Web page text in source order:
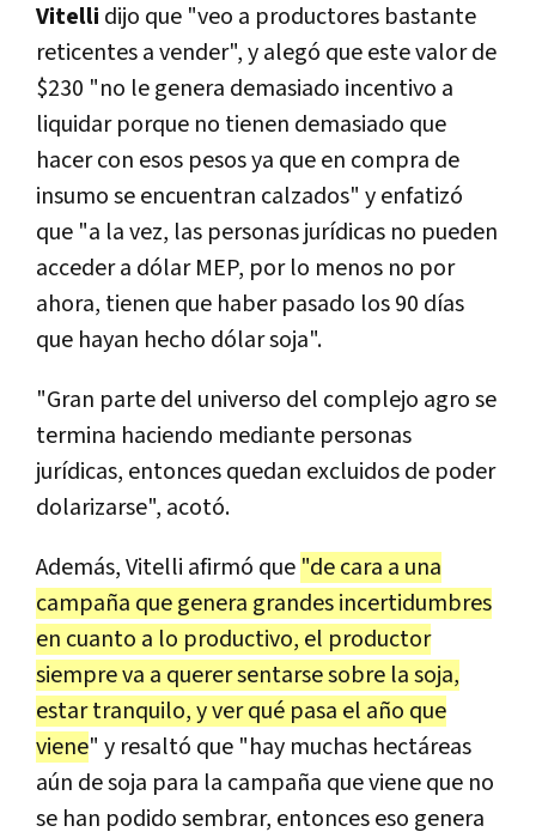
Vitelli dijo que "veo a productores bastante
reticentes a vender", y alegó que este valor de
$230 "no le genera demasiado incentivo a
liquidar porque no tienen demasiado que
hacer con esos pesos ya que en compra de
insumo se encuentran calzados" y enfatizó
que "a la vez, las personas jurídicas no pueden
acceder a dólar MEP, por lo menos no por
ahora, tienen que haber pasado los 90 días
que hayan hecho dólar soja".
"Gran parte del universo del complejo agro se
termina haciendo mediante personas
jurídicas, entonces quedan excluidos de poder
dolarizarse", acotó.
Además, Vitelli afirmó que "de cara a una
campaña que genera grandes incertidumbres
en cuanto a lo productivo, el productor
siempre va a querer sentarse sobre la soja,
estar tranquilo, y ver qué pasa el año que
viene" y resaltó que "hay muchas hectáreas
aún de soja para la campaña que viene que no
se han podido sembrar, entonces eso genera